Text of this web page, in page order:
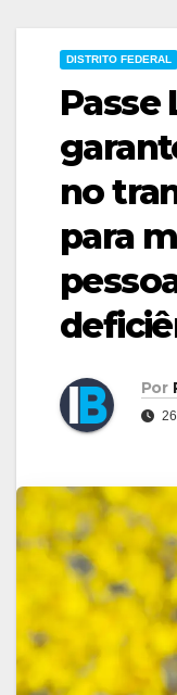
DISTRITO FEDERAL
Passe
no
para
Por